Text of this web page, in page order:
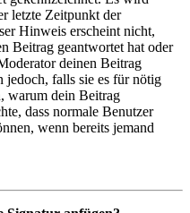
letzte Zeitpunkt der
Hinweis erscheint nicht,
Beitrag geantwortet hat oder
deinen Beitrag
jedoch, falls sie es für nötig
warum dein Beitrag
dass normale Benutzer
wenn bereits jemand